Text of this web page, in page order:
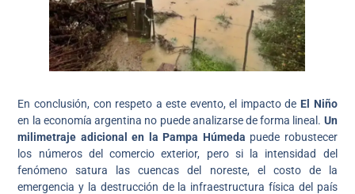
En conclusión, con respeto a este evento, el impacto de El Niño
en la economía argentina no puede analizarse de forma lineal. Un
milimetraje adicional en la Pampa Húmeda puede robustecer
los números del comercio exterior, pero si la intensidad del
fenómeno satura las cuencas del noreste, el costo de la
emergencia y la destrucción de la infraestructura física del país